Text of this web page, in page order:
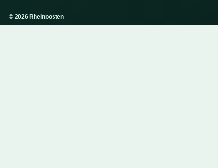
© 2026 Rheinposten